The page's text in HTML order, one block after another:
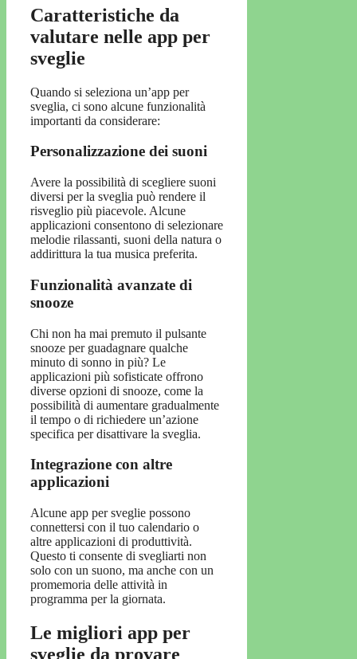
Caratteristiche da
valutare nelle app per
sveglie
Quando si seleziona un’app per
sveglia, ci sono alcune funzionalità
importanti da considerare:
Personalizzazione dei suoni
Avere la possibilità di scegliere suoni
diversi per la sveglia può rendere il
risveglio più piacevole. Alcune
applicazioni consentono di selezionare
melodie rilassanti, suoni della natura o
addirittura la tua musica preferita.
Funzionalità avanzate di
snooze
Chi non ha mai premuto il pulsante
snooze per guadagnare qualche
minuto di sonno in più? Le
applicazioni più sofisticate offrono
diverse opzioni di snooze, come la
possibilità di aumentare gradualmente
il tempo o di richiedere un’azione
specifica per disattivare la sveglia.
Integrazione con altre
applicazioni
Alcune app per sveglie possono
connettersi con il tuo calendario o
altre applicazioni di produttività.
Questo ti consente di svegliarti non
solo con un suono, ma anche con un
promemoria delle attività in
programma per la giornata.
Le migliori app per
sveglie da provare